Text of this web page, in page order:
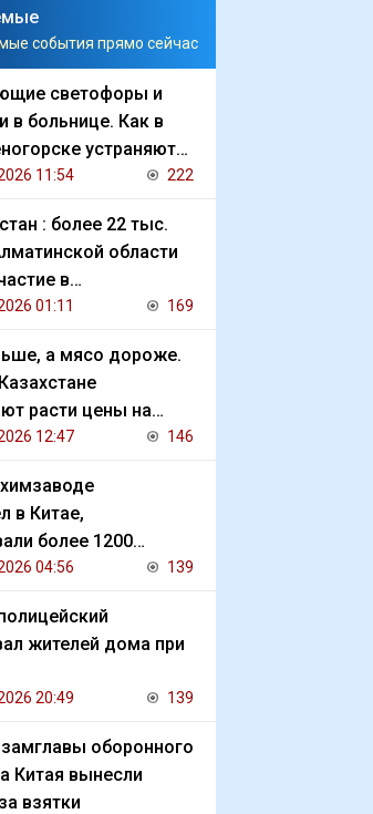
события прямо сейчас
светофоры и
в больнице. Как в
устраняют
ливня
11:54 222
: более 22 тыс.
области
в
акции
01:11 169
а мясо дороже.
расти цены на
конину
12:47 146
в Китае,
более 1200
04:56 139
жителей дома при
20:49 139
оборонного
Китая вынесли
взятки